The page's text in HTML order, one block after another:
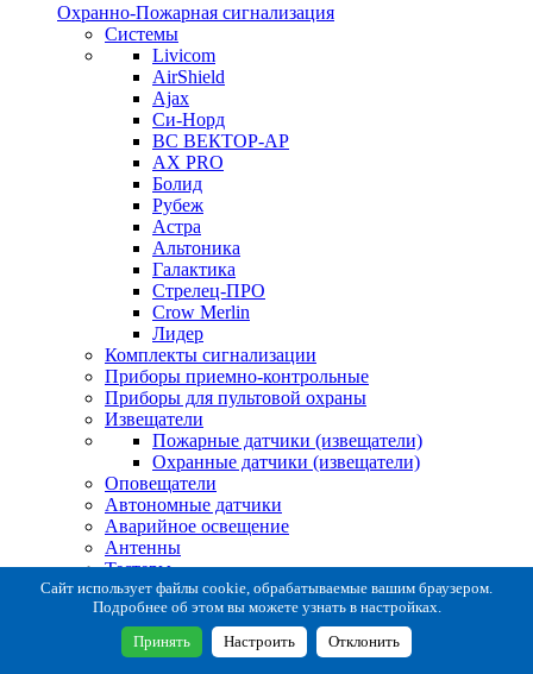
Охранно-Пожарная сигнализация
Системы
Livicom
AirShield
Ajax
Си-Норд
ВС ВЕКТОР-АР
AX PRO
Болид
Рубеж
Астра
Альтоника
Галактика
Стрелец-ПРО
Crow Merlin
Лидер
Комплекты сигнализации
Приборы приемно-контрольные
Приборы для пультовой охраны
Извещатели
Пожарные датчики (извещатели)
Охранные датчики (извещатели)
Оповещатели
Автономные датчики
Аварийное освещение
Антенны
Тестеры
Система сбора извещений
Расходные и монтажные материалы
Коробки коммутационные
Кронштейны для извещателей
Сайт использует файлы cookie, обрабатываемые вашим браузером.
Подробнее об этом вы можете узнать в настройках.
Принять Настроить Отклонить